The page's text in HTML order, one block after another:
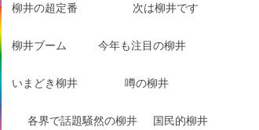
柳井の超定番 次は柳井です
柳井ブーム 今年も注目の柳井
いまどき柳井 噂の柳井
各界で話題騒然の柳井 国民的柳井